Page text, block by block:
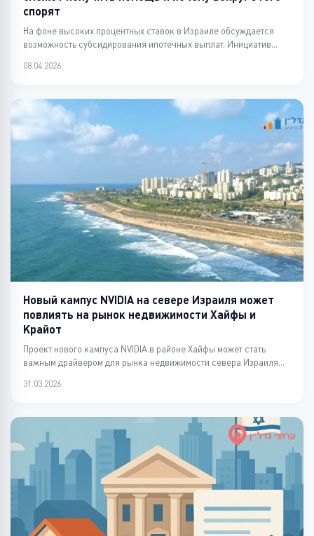
спорят
На фоне высоких процентных ставок в Израиле обсуждается
возможность субсидирования ипотечных выплат. Инициатив...
08.04.2026
Новый кампус NVIDIA на севере Израиля может
повлиять на рынок недвижимости Хайфы и
Крайот
Проект нового кампуса NVIDIA в районе Хайфы может стать
важным драйвером для рынка недвижимости севера Израиля...
31.03.2026